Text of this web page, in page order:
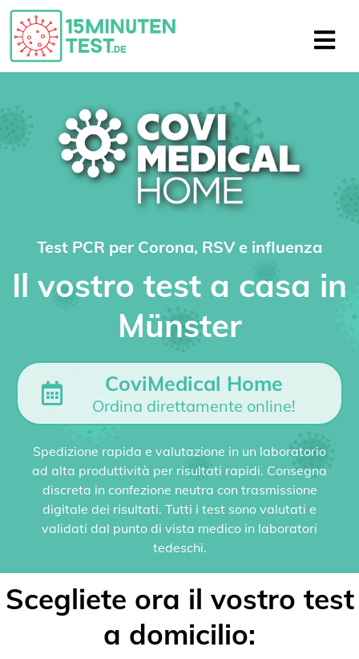
Test PCR per Corona, RSV e influenza
Il vostro test a casa in
Münster
CoviMedical Home
Ordina direttamente online!
Spedizione rapida e valutazione in un laboratorio
ad alta produttività per risultati rapidi. Consegna
discreta in confezione neutra con trasmissione
digitale dei risultati. Tutti i test sono valutati e
validati dal punto di vista medico in laboratori
tedeschi.
Scegliete ora il vostro test
a domicilio: